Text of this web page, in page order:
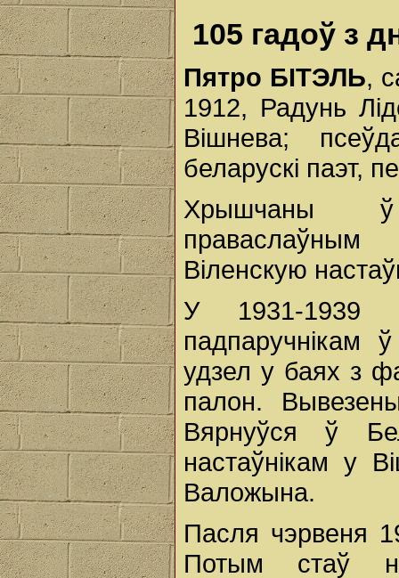
105 гадоў з
Пятро БІТЭЛЬ,
1912, Радунь
Вішнева;
беларускі паэт,
Хрышчаны ў
Віленскую
У 1931-1939
падпаручнікам
удзел у баях з
палон.
Вярнуўся ў
настаўнікам у
Валожына.
Пасля чэрвеня
Потым стаў